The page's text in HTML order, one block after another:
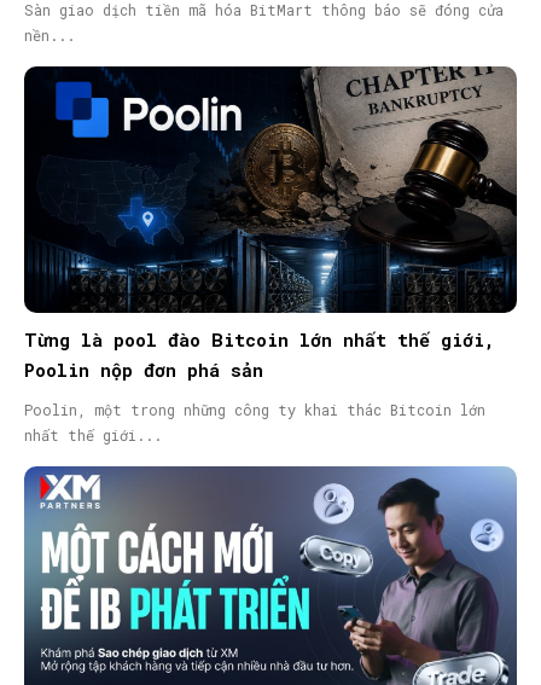
Sàn giao dịch tiền mã hóa BitMart thông báo sẽ đóng cửa
nền...
Từng là pool đào Bitcoin lớn nhất thế giới,
Poolin nộp đơn phá sản
Poolin, một trong những công ty khai thác Bitcoin lớn
nhất thế giới...